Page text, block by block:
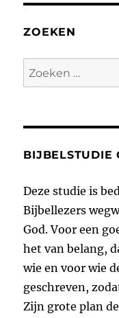
ZOEKEN
Zoeken
naar:
BIJBELSTUDIE
Deze studie is
Bijbellezers
God. Voor een
het van belang,
wie en voor wie
geschreven,
Zijn grote plan